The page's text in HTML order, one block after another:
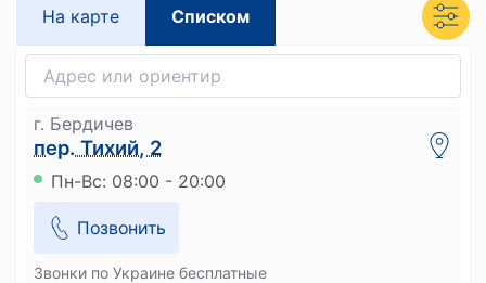
На карте Списком
г. Бердичев
пер. Тихий, 2
Пн-Вс: 08:00 - 20:00
Позвонить
Звонки по Украине бесплатные